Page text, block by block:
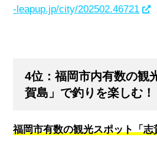
-leapup.jp/city/202502.46721
4位：福岡市内有数の観
賀島」で釣りを楽しむ！
福岡市有数の観光スポット「志